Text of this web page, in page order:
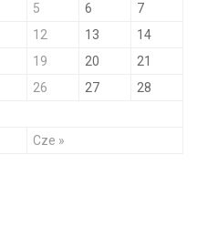
Cze »
5 6
7
12 13
14
19 20
21
26 27
28